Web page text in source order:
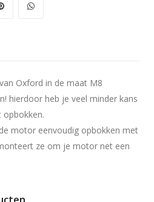
van Oxford in de maat M8
hierdoor heb je veel minder kans
opbokken.
motor eenvoudig opbokken met
ze om je motor net een